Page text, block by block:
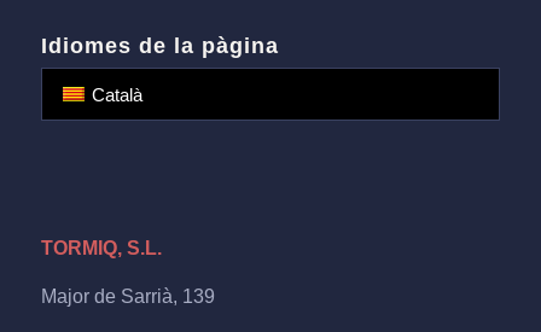
Idiomes de la pàgina
Català
TORMIQ, S.L.
Major de Sarrià, 139